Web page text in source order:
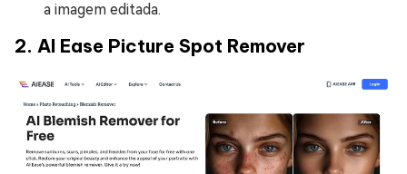
a imagem editada.
2. AI Ease Picture Spot Remover